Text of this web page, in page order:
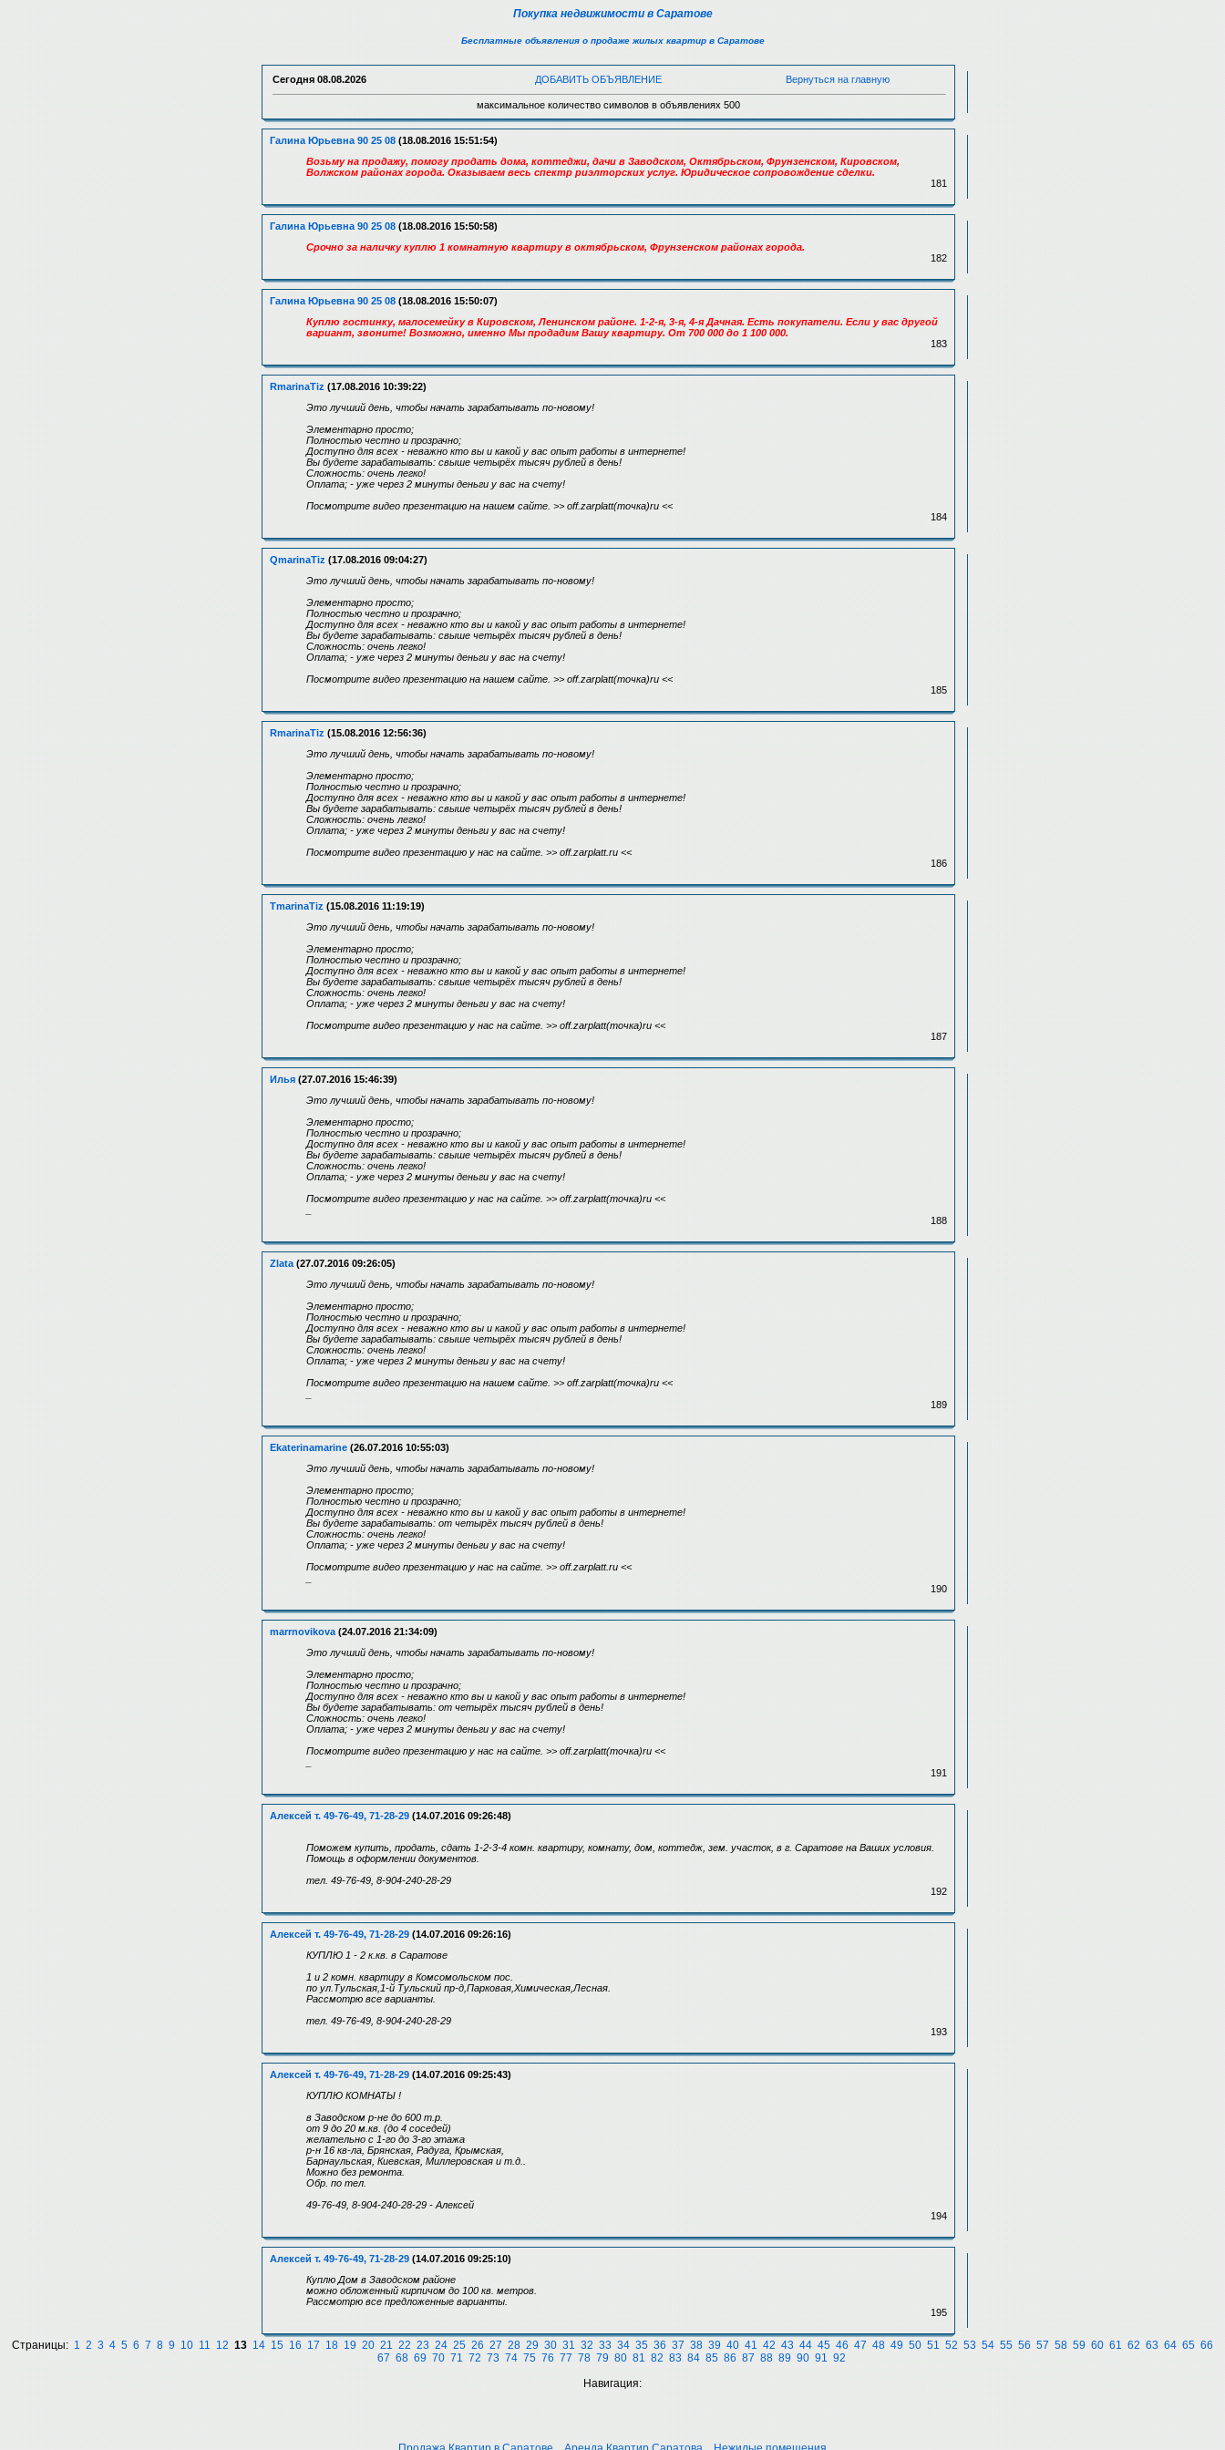
Покупка недвижимости в Саратове
Бесплатные объявления о продаже жилых квартир в Саратове
Сегодня 08.08.2026 ДОБАВИТЬ ОБЪЯВЛЕНИЕ Вернуться на главную
максимальное количество символов в объявлениях 500
Галина Юрьевна 90 25 08 (18.08.2016 15:51:54)
Возьму на продажу, помогу продать дома, коттеджи, дачи в Заводском, Октябрьском, Фрунзенском, Кировском,
Волжском районах города. Оказываем весь спектр риэлторских услуг. Юридическое сопровождение сделки.
181
Галина Юрьевна 90 25 08 (18.08.2016 15:50:58)
Срочно за наличку куплю 1 комнатную квартиру в октябрьском, Фрунзенском районах города.
182
Галина Юрьевна 90 25 08 (18.08.2016 15:50:07)
Куплю гостинку, малосемейку в Кировском, Ленинском районе. 1-2-я, 3-я, 4-я Дачная. Есть покупатели. Если у вас другой
вариант, звоните! Возможно, именно Мы продадим Вашу квартиру. От 700 000 до 1 100 000.
183
RmarinaTiz (17.08.2016 10:39:22)
Это лучший день, чтобы начать зарабатывать по-новому!
Элементарно просто;
Полностью честно и прозрачно;
Доступно для всех - неважно кто вы и какой у вас опыт работы в интернете!
Вы будете зарабатывать: свыше четырёх тысяч рублей в день!
Сложность: очень легко!
Оплата; - уже через 2 минуты деньги у вас на счету!
Посмотрите видео презентацию на нашем сайте. >> off.zarplatt(точка)ru <<
184
QmarinaTiz (17.08.2016 09:04:27)
Это лучший день, чтобы начать зарабатывать по-новому!
Элементарно просто;
Полностью честно и прозрачно;
Доступно для всех - неважно кто вы и какой у вас опыт работы в интернете!
Вы будете зарабатывать: свыше четырёх тысяч рублей в день!
Сложность: очень легко!
Оплата; - уже через 2 минуты деньги у вас на счету!
Посмотрите видео презентацию на нашем сайте. >> off.zarplatt(точка)ru <<
185
RmarinaTiz (15.08.2016 12:56:36)
Это лучший день, чтобы начать зарабатывать по-новому!
Элементарно просто;
Полностью честно и прозрачно;
Доступно для всех - неважно кто вы и какой у вас опыт работы в интернете!
Вы будете зарабатывать: свыше четырёх тысяч рублей в день!
Сложность: очень легко!
Оплата; - уже через 2 минуты деньги у вас на счету!
Посмотрите видео презентацию у нас на сайте. >> off.zarplatt.ru <<
186
TmarinaTiz (15.08.2016 11:19:19)
Это лучший день, чтобы начать зарабатывать по-новому!
Элементарно просто;
Полностью честно и прозрачно;
Доступно для всех - неважно кто вы и какой у вас опыт работы в интернете!
Вы будете зарабатывать: свыше четырёх тысяч рублей в день!
Сложность: очень легко!
Оплата; - уже через 2 минуты деньги у вас на счету!
Посмотрите видео презентацию у нас на сайте. >> off.zarplatt(точка)ru <<
187
Илья (27.07.2016 15:46:39)
Это лучший день, чтобы начать зарабатывать по-новому!
Элементарно просто;
Полностью честно и прозрачно;
Доступно для всех - неважно кто вы и какой у вас опыт работы в интернете!
Вы будете зарабатывать: свыше четырёх тысяч рублей в день!
Сложность: очень легко!
Оплата; - уже через 2 минуты деньги у вас на счету!
Посмотрите видео презентацию у нас на сайте. >> off.zarplatt(точка)ru <<
188
Zlata (27.07.2016 09:26:05)
Это лучший день, чтобы начать зарабатывать по-новому!
Элементарно просто;
Полностью честно и прозрачно;
Доступно для всех - неважно кто вы и какой у вас опыт работы в интернете!
Вы будете зарабатывать: свыше четырёх тысяч рублей в день!
Сложность: очень легко!
Оплата; - уже через 2 минуты деньги у вас на счету!
Посмотрите видео презентацию на нашем сайте. >> off.zarplatt(точка)ru <<
189
Ekaterinamarine (26.07.2016 10:55:03)
Это лучший день, чтобы начать зарабатывать по-новому!
Элементарно просто;
Полностью честно и прозрачно;
Доступно для всех - неважно кто вы и какой у вас опыт работы в интернете!
Вы будете зарабатывать: от четырёх тысяч рублей в день!
Сложность: очень легко!
Оплата; - уже через 2 минуты деньги у вас на счету!
Посмотрите видео презентацию у нас на сайте. >> off.zarplatt.ru <<
190
marrnovikova (24.07.2016 21:34:09)
Это лучший день, чтобы начать зарабатывать по-новому!
Элементарно просто;
Полностью честно и прозрачно;
Доступно для всех - неважно кто вы и какой у вас опыт работы в интернете!
Вы будете зарабатывать: от четырёх тысяч рублей в день!
Сложность: очень легко!
Оплата; - уже через 2 минуты деньги у вас на счету!
Посмотрите видео презентацию у нас на сайте. >> off.zarplatt(точка)ru <<
191
Алексей т. 49-76-49, 71-28-29 (14.07.2016 09:26:48)
Поможем купить, продать, сдать 1-2-3-4 комн. квартиру, комнату, дом, коттедж, зем. участок, в г. Саратове на Ваших условия.
Помощь в оформлении документов.
тел. 49-76-49, 8-904-240-28-29
192
Алексей т. 49-76-49, 71-28-29 (14.07.2016 09:26:16)
КУПЛЮ 1 - 2 к.кв. в Саратове
1 и 2 комн. квартиру в Комсомольском пос.
по ул.Тульская,1-й Тульский пр-д,Парковая,Химическая,Лесная.
Рассмотрю все варианты.
тел. 49-76-49, 8-904-240-28-29
193
Алексей т. 49-76-49, 71-28-29 (14.07.2016 09:25:43)
КУПЛЮ КОМНАТЫ !
в Заводском р-не до 600 т.р.
от 9 до 20 м.кв. (до 4 соседей)
желательно с 1-го до 3-го этажа
р-н 16 кв-ла, Брянская, Радуга, Крымская,
Барнаульская, Киевская, Миллеровская и т.д..
Можно без ремонта.
Обр. по тел.
49-76-49, 8-904-240-28-29 - Алексей
194
Алексей т. 49-76-49, 71-28-29 (14.07.2016 09:25:10)
Куплю Дом в Заводском районе
можно обложенный кирпичом до 100 кв. метров.
Рассмотрю все предложенные варианты.
195
Страницы: 1 2 3 4 5 6 7 8 9 10 11 12 13 14 15 16 17 18 19 20 21 22 23 24 25 26 27 28 29 30 31 32 33 34 35 36 37 38 39 40 41 42 43 44 45 46 47 48 49 50 51 52 53 54 55 56 57 58 59 60 61 62 63 64 65 66
67 68 69 70 71 72 73 74 75 76 77 78 79 80 81 82 83 84 85 86 87 88 89 90 91 92
Навигация: